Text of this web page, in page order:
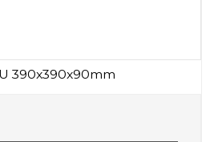
390x390x90mm